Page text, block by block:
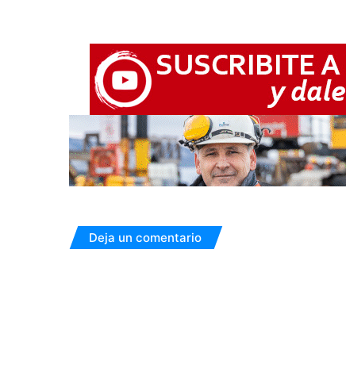
Deja un comentario